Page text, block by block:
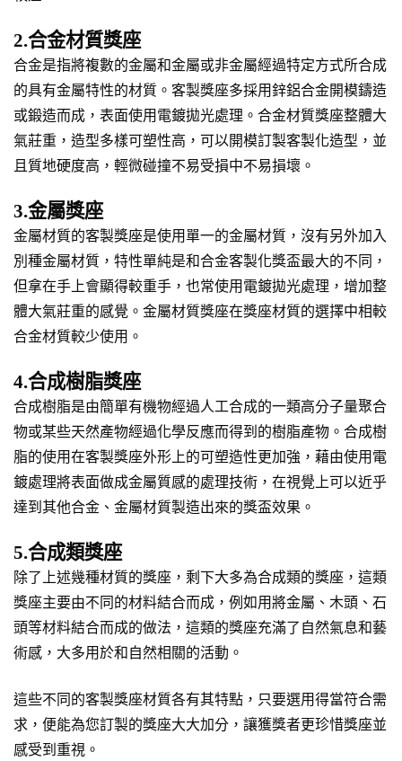
2.合金材質獎座
合金是指將複數的金屬和金屬或非金屬經過特定方式所合成
的具有金屬特性的材質。客製獎座多採用鋅鋁合金開模鑄造
或鍛造而成，表面使用電鍍拋光處理。合金材質獎座整體大
氣莊重，造型多樣可塑性高，可以開模訂製客製化造型，並
且質地硬度高，輕微碰撞不易受損中不易損壞。
3.金屬獎座
金屬材質的客製獎座是使用單一的金屬材質，沒有另外加入
別種金屬材質，特性單純是和合金客製化獎盃最大的不同，
但拿在手上會顯得較重手，也常使用電鍍拋光處理，增加整
體大氣莊重的感覺。金屬材質獎座在獎座材質的選擇中相較
合金材質較少使用。
4.合成樹脂獎座
合成樹脂是由簡單有機物經過人工合成的一類高分子量聚合
物或某些天然產物經過化學反應而得到的樹脂產物。合成樹
脂的使用在客製獎座外形上的可塑造性更加強，藉由使用電
鍍處理將表面做成金屬質感的處理技術，在視覺上可以近乎
達到其他合金、金屬材質製造出來的獎盃效果。
5.合成類獎座
除了上述幾種材質的獎座，剩下大多為合成類的獎座，這類
獎座主要由不同的材料結合而成，例如用將金屬、木頭、石
頭等材料結合而成的做法，這類的獎座充滿了自然氣息和藝
術感，大多用於和自然相關的活動。
這些不同的客製獎座材質各有其特點，只要選用得當符合需
求，便能為您訂製的獎座大大加分，讓獲獎者更珍惜獎座並
感受到重視。